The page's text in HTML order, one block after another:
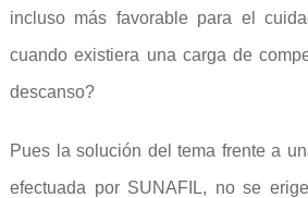
incluso más favorable para el
cuando existiera una carga de
descanso?
Pues la solución del tema frente a
efectuada por SUNAFIL, no se